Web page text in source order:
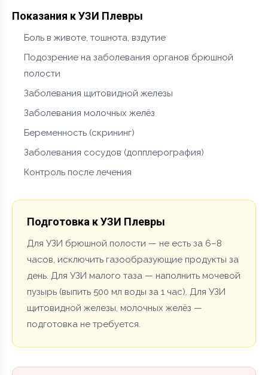
Показания к УЗИ Плевры
Боль в животе, тошнота, вздутие
Подозрение на заболевания органов брюшной
полости
Заболевания щитовидной железы
Заболевания молочных желёз
Беременность (скрининг)
Заболевания сосудов (допплерография)
Контроль после лечения
Подготовка к УЗИ Плевры
Для УЗИ брюшной полости — не есть за 6–8
часов, исключить газообразующие продукты за
день. Для УЗИ малого таза — наполнить мочевой
пузырь (выпить 500 мл воды за 1 час). Для УЗИ
щитовидной железы, молочных желёз —
подготовка не требуется.